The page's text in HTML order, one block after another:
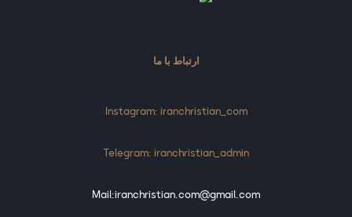
ارتباط با ما
Instagram: iranchristian_com
Telegram: iranchristian_admin
Mail:iranchristian.com@gmail.com